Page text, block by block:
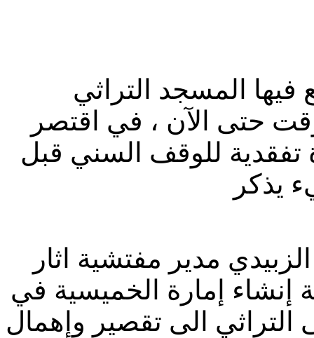
المسجد التراثي
حتى الآن ، في اقتصر
تفقدية للوقف السني قبل
مدير مفتشية اثار
إمارة الخميسية في
التراثي الى تقصير وإهمال